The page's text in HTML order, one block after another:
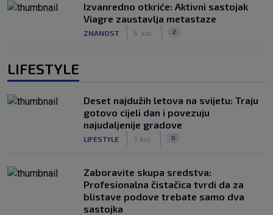
Izvanredno otkriće: Aktivni sastojak
Viagre zaustavlja metastaze
ZNANOST 6. kol. 2
LIFESTYLE
Deset najdužih letova na svijetu: Traju
gotovo cijeli dan i povezuju
najudaljenije gradove
LIFESTYLE 7. kol. 0
Zaboravite skupa sredstva:
Profesionalna čistačica tvrdi da za
blistave podove trebate samo dva
sastojka